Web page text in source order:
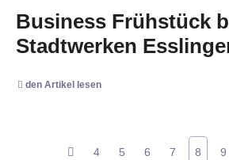
Business Frühstück
Stadtwerken
den Artikel lesen
4 5 6 7 8 9